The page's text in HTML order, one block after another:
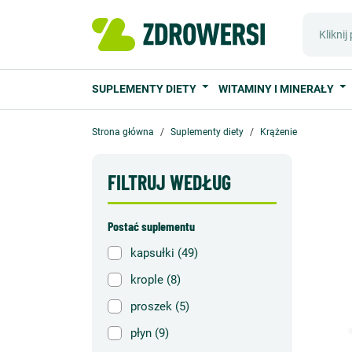
SUPLEMENTY DIETY WITAMINY I MINERAŁY
Strona główna Suplementy diety Krążenie
FILTRUJ WEDŁUG
Postać suplementu
kapsułki (49)
krople (8)
proszek (5)
płyn (9)